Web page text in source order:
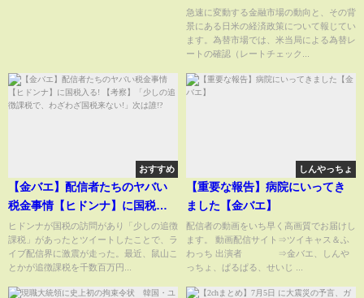
急速に変動する金融市場の動向と、その背
景にある日米の経済政策について報じてい
ます。為替市場では、米当局による為替レ
ートの確認（レートチェック...
おすすめ
【金バエ】配信者たちのヤバい
税金事情【ヒドンナ】に国税入
る! 【考察】「少しの追徴課税
で、わざわざ国税来ない!」次は
誰!?
ヒドンナが国税の訪問があり「少しの追徴
課税」があったとツイートしたことで、ラ
イブ配信界に激震が走った。最近、鼠山こ
とかが追徴課税を千数百万円...
しんやっちょ
【重要な報告】病院にいってき
ました【金バエ】
配信者の動画をいち早く高画質でお届けし
ます。 動画配信サイト⇒ツイキャス＆ふ
わっち 出演者 ⇒金バエ、しんや
っちょ、ぱるぱる、せいじ ...